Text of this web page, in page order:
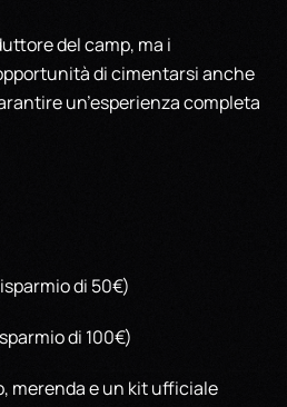
del camp, ma i
di cimentarsi anche
un’esperienza completa
di 50€)
di 100€)
merenda e un kit ufficiale